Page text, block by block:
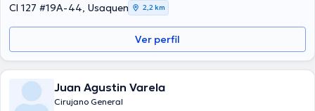
Cl 127 #19A-44, Usaquen 2,2 km
Ver perfil
Juan Agustin Varela
Cirujano General